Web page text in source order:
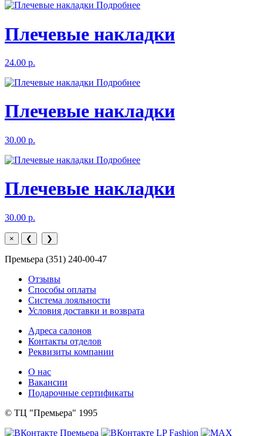
Подробнее
Плечевые накладки
24.00 р.
Подробнее
Плечевые накладки
30.00 р.
Подробнее
Плечевые накладки
30.00 р.
× ❮ ❯
Премьера (351) 240-00-47
Отзывы
Способы оплаты
Система лояльности
Условия доставки и возврата
Адреса салонов
Контакты отделов
Реквизиты компании
О нас
Вакансии
Подарочные сертификаты
© ТЦ "Премьера" 1995